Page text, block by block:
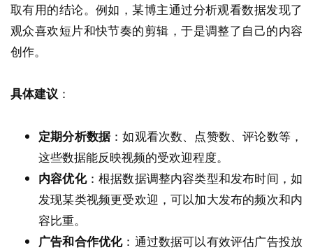
取有用的结论。例如，某博主通过分析观看数据发现了
观众喜欢短片和快节奏的剪辑，于是调整了自己的内容
创作。
具体建议 ：
定期分析数据：如观看次数、点赞数、评论数等，
这些数据能反映视频的受欢迎程度。
内容优化：根据数据调整内容类型和发布时间，如
发现某类视频更受欢迎，可以加大发布的频次和内
容比重。
广告和合作优化：通过数据可以有效评估广告投放